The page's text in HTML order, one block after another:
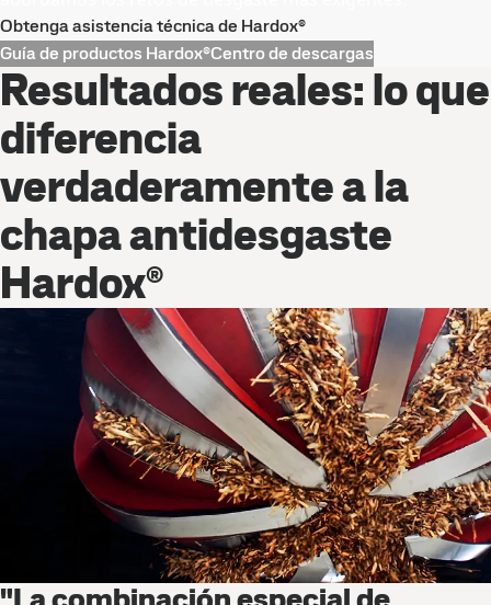
Obtenga asistencia técnica de Hardox®
Guía de productos Hardox®Centro de descargas
Resultados reales: lo que
diferencia
verdaderamente a la
chapa antidesgaste
Hardox®